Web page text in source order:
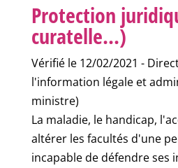
Protection
curatelle...)
Vérifié le 12/02/2021 -
l'information légale et
ministre)
La maladie, le handicap,
altérer les facultés d'une
incapable de défendre ses